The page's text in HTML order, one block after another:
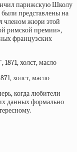
парижскую Школу
представлены на
членом жюри этой
римской премии»,
французских
холст, масло
когда любители
данных формально